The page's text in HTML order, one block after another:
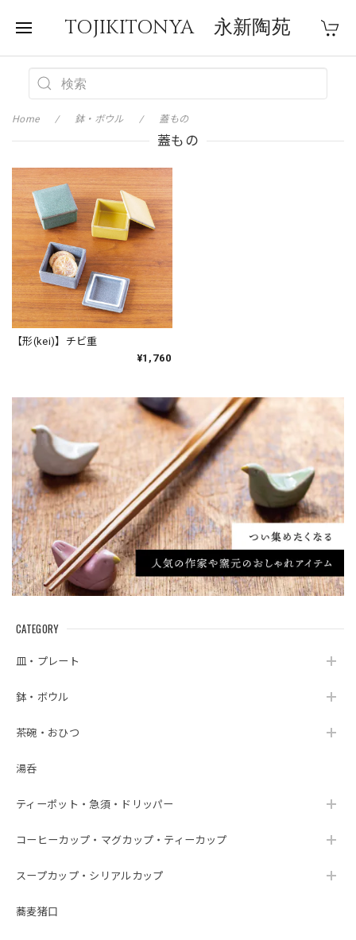
TOJIKITONYA 永新陶苑
CATEGORY
皿・プレート
鉢・ボウル
茶碗・おひつ
湯呑
ティーポット・急須・ドリッパー
コーヒーカップ・マグカップ・ティーカップ
スープカップ・シリアルカップ
蕎麦猪口
Home 鉢・ボウル 蓋もの
蓋もの
【形(kei)】チビ重
¥1,760